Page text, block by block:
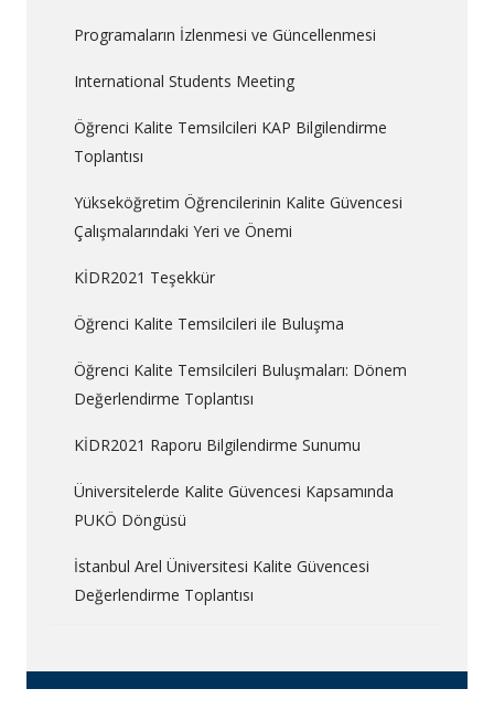
Programaların İzlenmesi ve Güncellenmesi
International Students Meeting
Öğrenci Kalite Temsilcileri KAP Bilgilendirme
Toplantısı
Yükseköğretim Öğrencilerinin Kalite Güvencesi
Çalışmalarındaki Yeri ve Önemi
KİDR2021 Teşekkür
Öğrenci Kalite Temsilcileri ile Buluşma
Öğrenci Kalite Temsilcileri Buluşmaları: Dönem
Değerlendirme Toplantısı
KİDR2021 Raporu Bilgilendirme Sunumu
Üniversitelerde Kalite Güvencesi Kapsamında
PUKÖ Döngüsü
İstanbul Arel Üniversitesi Kalite Güvencesi
Değerlendirme Toplantısı